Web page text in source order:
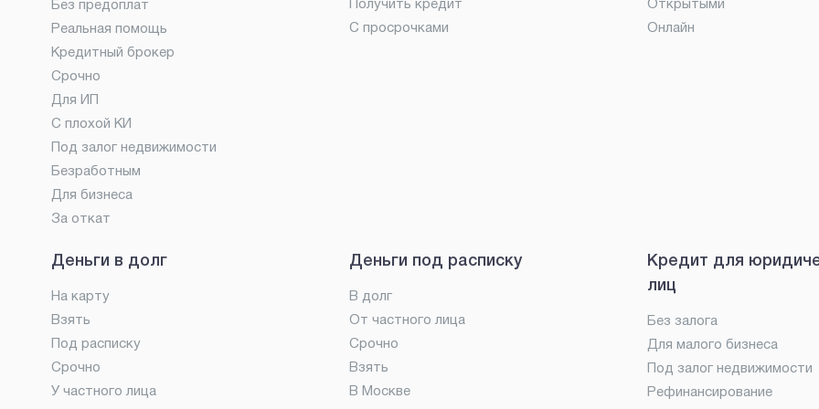
Без предоплат
Реальная помощь
Кредитный брокер
Срочно
Для ИП
С плохой КИ
Под залог недвижимости
Безработным
Для бизнеса
За откат
Получить кредит
С просрочками
Открытыми
Онлайн
Деньги в долг
На карту
Взять
Под расписку
Срочно
У частного лица
Деньги под расписку
В долг
От частного лица
Срочно
Взять
В Москве
Кредит для
лиц
Без залога
Для малого бизнеса
Под залог недвижимости
Рефинансирование